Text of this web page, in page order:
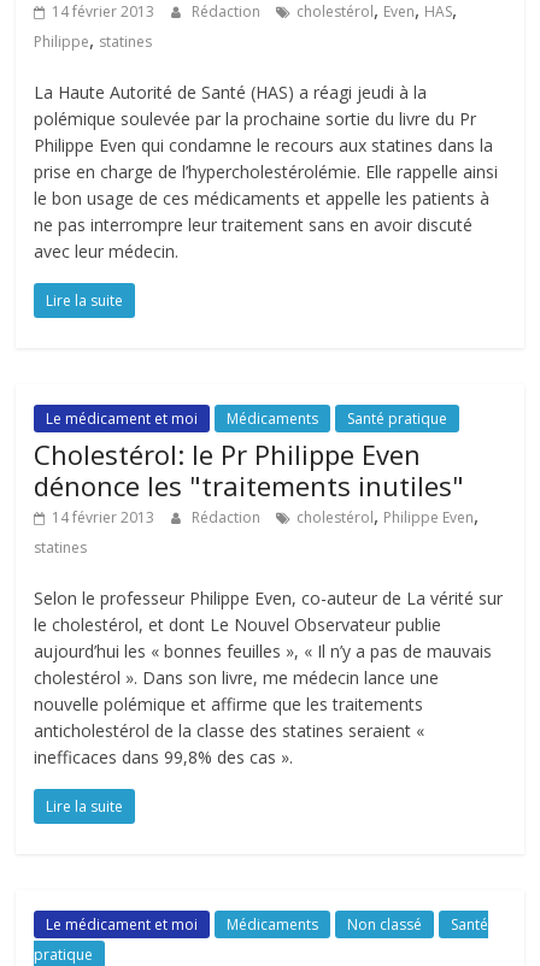
14 février 2013 Rédaction cholestérol, Even, HAS,
Philippe, statines
La Haute Autorité de Santé (HAS) a réagi jeudi à la
polémique soulevée par la prochaine sortie du livre du Pr
Philippe Even qui condamne le recours aux statines dans la
prise en charge de l’hypercholestérolémie. Elle rappelle ainsi
le bon usage de ces médicaments et appelle les patients à
ne pas interrompre leur traitement sans en avoir discuté
avec leur médecin.
Lire la suite
Le médicament et moi Médicaments Santé pratique
Cholestérol: le Pr Philippe Even
dénonce les "traitements inutiles"
14 février 2013 Rédaction cholestérol, Philippe Even,
statines
Selon le professeur Philippe Even, co-auteur de La vérité sur
le cholestérol, et dont Le Nouvel Observateur publie
aujourd’hui les « bonnes feuilles », « Il n’y a pas de mauvais
cholestérol ». Dans son livre, me médecin lance une
nouvelle polémique et affirme que les traitements
anticholestérol de la classe des statines seraient «
inefficaces dans 99,8% des cas ».
Lire la suite
Le médicament et moi Médicaments Non classé
Santé
pratique